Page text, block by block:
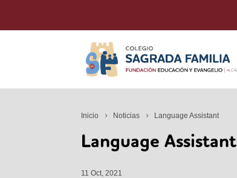
Inicio Noticias Language Assistant
Language Assistant
11 Oct, 2021